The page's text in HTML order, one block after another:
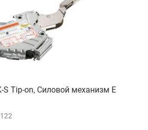
S Tip-on, Cиловой механизм E